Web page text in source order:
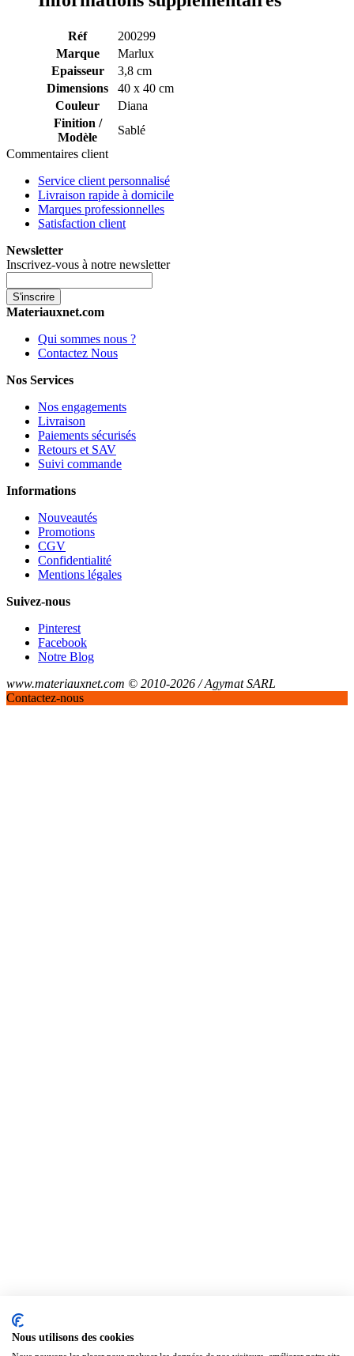
Réf
200299
Marque
Marlux
Epaisseur
3,8 cm
Dimensions
40 x 40 cm
Couleur
Diana
Finition /
Modèle
Sablé
Commentaires client
Service client personnalisé
Livraison rapide à domicile
Marques professionnelles
Satisfaction client
Newsletter
Inscrivez-vous à notre newsletter
S'inscrire
Materiauxnet.com
Qui sommes nous ?
Contactez Nous
Nos Services
Nos engagements
Livraison
Paiements sécurisés
Retours et SAV
Suivi commande
Informations
Nouveautés
Promotions
CGV
Confidentialité
Mentions légales
Suivez-nous
Pinterest
Facebook
Notre Blog
www.materiauxnet.com © 2010-2026 / Agymat SARL
Contactez-nous
Nous utilisons des cookies